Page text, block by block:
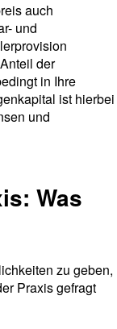
auch
und
der
in Ihre
ist hierbei
und
Was
zu geben,
Praxis gefragt